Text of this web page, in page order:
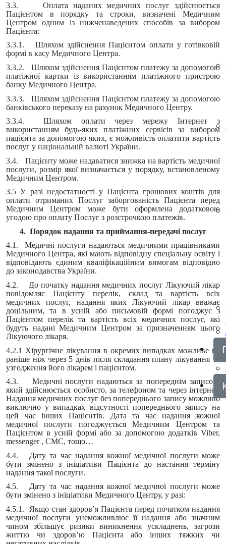
3.3. Оплата наданих медичних послуг здійснюється
Пацієнтом в порядку та строки, визначені Медичним
Центром одним із нижченаведених способів за вибором
Пацієнта:
3.3.1. Шляхом здійснення Пацієнтом оплати у готівковій
формі в касу Медичного Центра.
3.3.2. Шляхом здійснення Пацієнтом платежу за допомогою
платіжної картки із використанням платіжного пристрою
банку Медичного Центра.
3.3.3. Шляхом здійснення Пацієнтом платежу за допомогою
банківського переказу на рахунок Медичного Центру.
3.3.4. Шляхом оплати через мережу Інтернет з
використанням будь-яких платіжних сервісів за вибором
пацієнта за допомогою яких, є можливість оплатити вартість
послуг у національній валюті України.
3.4. Пацієнту може надаватися знижка на вартість медичної
послуги, розмір якої визначається у порядку, встановленому
Медичним Центром.
3.5 У разі недостатності у Пацієнта грошових коштів для
оплати отриманих Послуг заборгованість Пацієнта перед
Медичним Центром може бути оформлена додатковою
угодою про оплату Послуг з розстрочкою платежів.
4. Порядок надання та приймання-передачі послуг
4.1. Медичні послуги надаються медичними працівниками
Медичного Центра, які мають відповідну спеціальну освіту і
відповідають єдиним кваліфікаційним вимогам відповідно
до законодавства України.
4.2. До початку надання медичних послуг Лікуючий лікар
повідомляє Пацієнту перелік, склад та вартість всіх
медичних послуг, надання яких Лікуючий лікар вважає
доцільним, та в усній або письмовій формі погоджує з
Пацієнтом перелік та вартість всіх медичних послуг, які
будуть надані Медичним Центром за призначенням цього
Лікуючого лікаря.
4.2.1 Хірургічне лікування в окремих випадках можливе не
раніше ніж через 5 днів після складання плану лікування та
узгодження його лікарем і пацієнтом.
4.3. Медичні послуги надаються за попереднім записом,
який здійснюється особисто, за телефоном та через інтернет.
Надання медичних послуг без попереднього запису можливо
виключно у випадках відсутності попереднього запису на
цей час інших Пацієнтів. Дата та час надання кожної
медичної послуги погоджується Медичним Центром та
Пацієнтом в усній формі або за допомогою додатків Viber,
messenger , СМС, тощо…
4.4. Дату та час надання кожної медичної послуги може
бути змінено з ініціативи Пацієнта до настання терміну
надання такої послуги.
4.5. Дату та час надання кожної медичної послуги може
бути змінено з ініціативи Медичного Центру, у разі:
4.5.1. Якщо стан здоров’я Пацієнта перед початком надання
медичної послуги унеможливлює її надання або значним
чином збільшує ризики виникнення ускладнень, загрози
життю чи здоров’ю Пацієнта або інших тяжких чи